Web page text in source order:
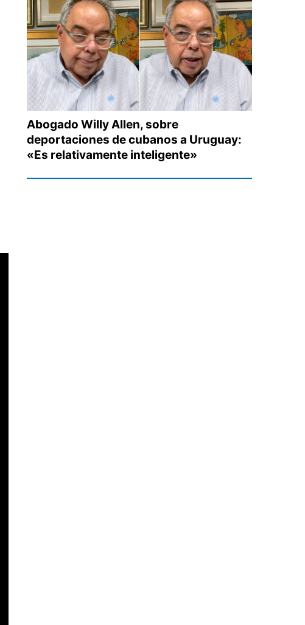
Abogado Willy Allen, sobre
deportaciones de cubanos a Uruguay:
«Es relativamente inteligente»